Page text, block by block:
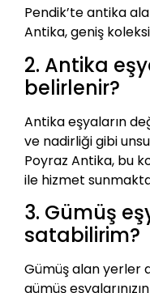
Pendik’te antika
Antika, geniş
2. Antika
belirlenir?
Antika eşyaların
ve nadirliği gibi
Poyraz Antika, bu
ile hizmet
3. Gümüş
satabilirim?
Gümüş alan yerler
gümüş